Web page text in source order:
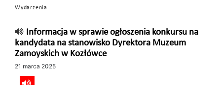
Wydarzenia
Informacja w sprawie ogłoszenia konkursu na
kandydata na stanowisko Dyrektora Muzeum
Zamoyskich w Kozłówce
21 marca 2025